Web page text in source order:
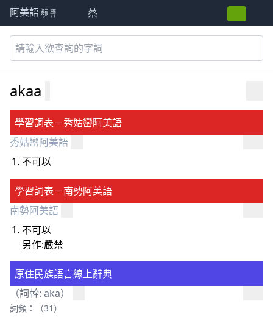
阿美語萌典 蔡
akaa
學習詞表－秀姑巒阿美語
秀姑巒阿美語
不可以
學習詞表－南勢阿美語
南勢阿美語
不可以
另作:嚴禁
原住民族語言線上辭典
（詞幹: aka）
詞頻：（31）